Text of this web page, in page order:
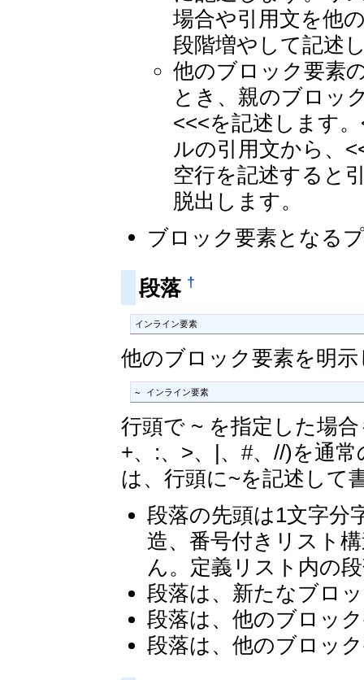
場合や引用文を他
段階増やして記述
他のブロック要素
とき、親のブロッ
<<<を記述します
ルの引用文から、
空行を記述すると
脱出します。
ブロック要素となる
段落 †
インライン要素
他のブロック要素を明
~ インライン要素
行頭で ~ を指定した場
+、:、>、|、#、//)を通
は、行頭に~を記述して
段落の先頭は1文字分
造、番号付きリスト
ん。定義リスト内の
段落は、新たなブロ
段落は、他のブロッ
段落は、他のブロッ